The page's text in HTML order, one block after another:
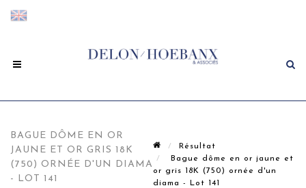
BAGUE DÔME EN OR
JAUNE ET OR GRIS 18K
(750) ORNÉE D'UN DIAMA
- LOT 141
Résultat
Bague dôme en or jaune et
or gris 18K (750) ornée d'un
diama - Lot 141